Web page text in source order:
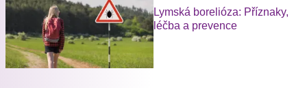
Lymská borelióza: Příznaky,
léčba a prevence